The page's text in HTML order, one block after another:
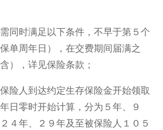
同时满足以下条件，不早于第５个
单周年日），在交费期间届满之
），详见保险条款；
险人到达约定生存保险金开始领取
日零时开始计算，分为５年、９
４年、２９年及至被保险人１０５